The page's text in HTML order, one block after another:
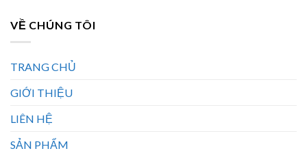
VỀ CHÚNG TÔI
TRANG CHỦ
GIỚI THIỆU
LIÊN HỆ
SẢN PHẨM